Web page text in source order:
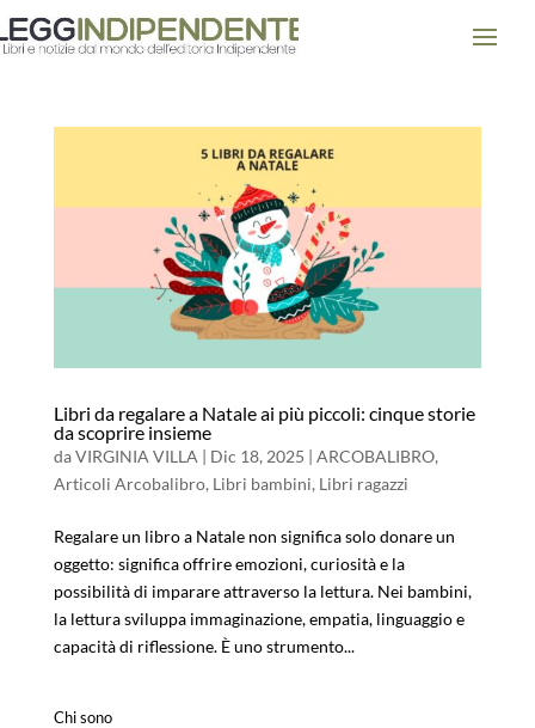
Libri da regalare a Natale ai più piccoli: cinque storie
da scoprire insieme
daVIRGINIA VILLA | Dic 18, 2025 | ARCOBALIBRO,
Articoli Arcobalibro, Libri bambini, Libri ragazzi
Regalare un libro a Natale non significa solo donare un
oggetto: significa offrire emozioni, curiosità e la
possibilità di imparare attraverso la lettura. Nei bambini,
la lettura sviluppa immaginazione, empatia, linguaggio e
capacità di riflessione. È uno strumento...
Chi sono